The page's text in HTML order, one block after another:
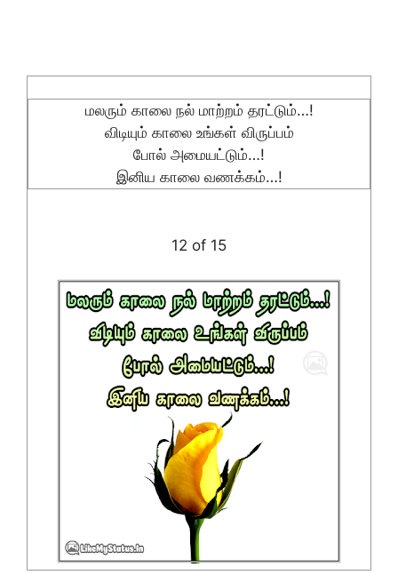
மலரும் காலை நல் மாற்றம் தரட்டும்…!
விடியும் காலை உங்கள் விருப்பம்
போல் அமையட்டும்…!
இனிய காலை வணக்கம்…!
12 of 15